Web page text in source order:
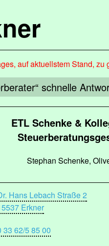
auf aktuellstem Stand, zu
schnelle
ETL Schenke &
Stephan Schenke,
Hans Lebach Straße 2
Erkner
33 62/5 85 00